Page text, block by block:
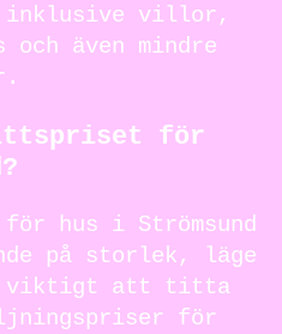
inklusive villor,
även mindre
för
hus i Strömsund
på storlek, läge
viktigt att titta
för